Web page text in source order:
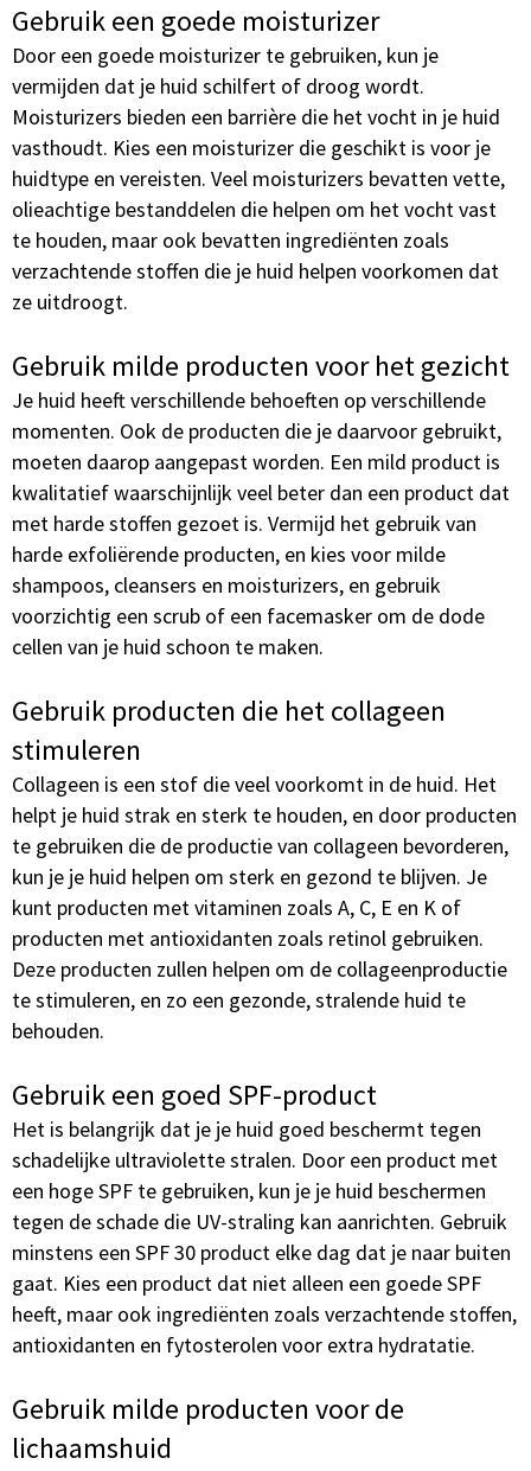
Gebruik een goede moisturizer
Door een goede moisturizer te gebruiken, kun je
vermijden dat je huid schilfert of droog wordt.
Moisturizers bieden een barrière die het vocht in je huid
vasthoudt. Kies een moisturizer die geschikt is voor je
huidtype en vereisten. Veel moisturizers bevatten vette,
olieachtige bestanddelen die helpen om het vocht vast
te houden, maar ook bevatten ingrediënten zoals
verzachtende stoffen die je huid helpen voorkomen dat
ze uitdroogt.
Gebruik milde producten voor het gezicht
Je huid heeft verschillende behoeften op verschillende
momenten. Ook de producten die je daarvoor gebruikt,
moeten daarop aangepast worden. Een mild product is
kwalitatief waarschijnlijk veel beter dan een product dat
met harde stoffen gezoet is. Vermijd het gebruik van
harde exfoliërende producten, en kies voor milde
shampoos, cleansers en moisturizers, en gebruik
voorzichtig een scrub of een facemasker om de dode
cellen van je huid schoon te maken.
Gebruik producten die het collageen
stimuleren
Collageen is een stof die veel voorkomt in de huid. Het
helpt je huid strak en sterk te houden, en door producten
te gebruiken die de productie van collageen bevorderen,
kun je je huid helpen om sterk en gezond te blijven. Je
kunt producten met vitaminen zoals A, C, E en K of
producten met antioxidanten zoals retinol gebruiken.
Deze producten zullen helpen om de collageenproductie
te stimuleren, en zo een gezonde, stralende huid te
behouden.
Gebruik een goed SPF-product
Het is belangrijk dat je je huid goed beschermt tegen
schadelijke ultraviolette stralen. Door een product met
een hoge SPF te gebruiken, kun je je huid beschermen
tegen de schade die UV-straling kan aanrichten. Gebruik
minstens een SPF 30 product elke dag dat je naar buiten
gaat. Kies een product dat niet alleen een goede SPF
heeft, maar ook ingrediënten zoals verzachtende stoffen,
antioxidanten en fytosterolen voor extra hydratatie.
Gebruik milde producten voor de
lichaamshuid